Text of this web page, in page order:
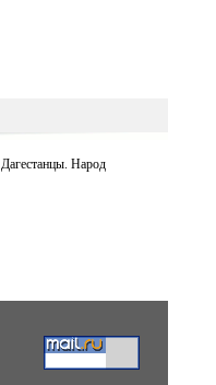
Дагестанцы. Народ